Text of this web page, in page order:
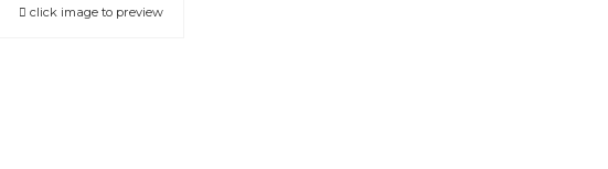
click image to preview